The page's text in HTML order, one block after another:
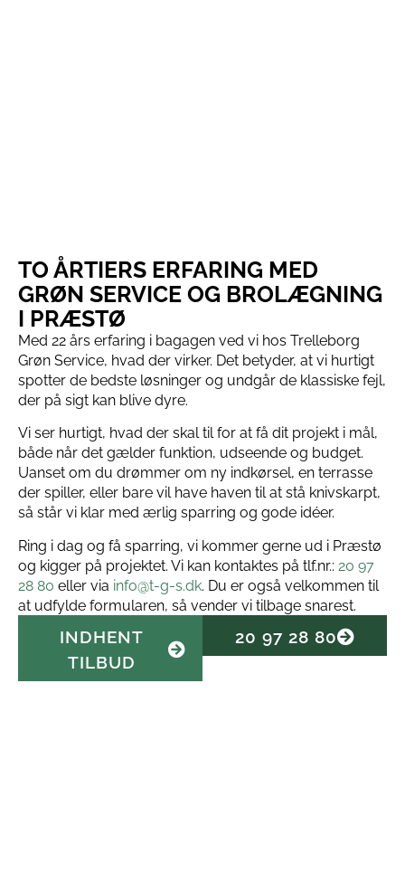
TO ÅRTIERS ERFARING MED
GRØN SERVICE OG BROLÆGNING
I PRÆSTØ
Med 22 års erfaring i bagagen ved vi hos Trelleborg
Grøn Service, hvad der virker. Det betyder, at vi hurtigt
spotter de bedste løsninger og undgår de klassiske fejl,
der på sigt kan blive dyre.
Vi ser hurtigt, hvad der skal til for at få dit projekt i mål,
både når det gælder funktion, udseende og budget.
Uanset om du drømmer om ny indkørsel, en terrasse
der spiller, eller bare vil have haven til at stå knivskarpt,
så står vi klar med ærlig sparring og gode idéer.
Ring i dag og få sparring, vi kommer gerne ud i Præstø
og kigger på projektet. Vi kan kontaktes på tlf.nr.: 20 97
28 80 eller via info@t-g-s.dk. Du er også velkommen til
at udfylde formularen, så vender vi tilbage snarest.
INDHENT
TILBUD
20 97 28 80